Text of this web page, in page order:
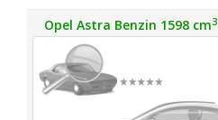
Opel Astra Benzin 1598 cm3